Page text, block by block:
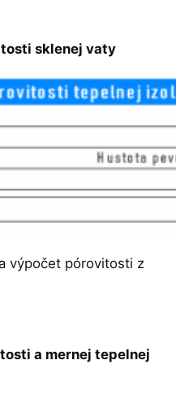
sklenej vaty
výpočet pórovitosti z
a mernej tepelnej